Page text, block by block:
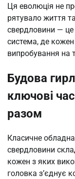
Ця еволюція не
рятувало життя
свердловини —
система, де
випробування на
Будова
ключові
разом
Класичне
свердловини
кожен з яких
головка з’єднує